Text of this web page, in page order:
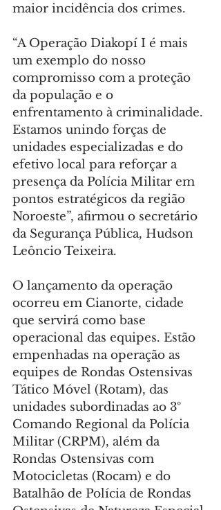
maior incidência dos crimes.
“A Operação Diakopí I é mais
um exemplo do nosso
compromisso com a proteção
da população e o
enfrentamento à criminalidade.
Estamos unindo forças de
unidades especializadas e do
efetivo local para reforçar a
presença da Polícia Militar em
pontos estratégicos da região
Noroeste”, afirmou o secretário
da Segurança Pública, Hudson
Leôncio Teixeira.
O lançamento da operação
ocorreu em Cianorte, cidade
que servirá como base
operacional das equipes. Estão
empenhadas na operação as
equipes de Rondas Ostensivas
Tático Móvel (Rotam), das
unidades subordinadas ao 3º
Comando Regional da Polícia
Militar (CRPM), além da
Rondas Ostensivas com
Motocicletas (Rocam) e do
Batalhão de Polícia de Rondas